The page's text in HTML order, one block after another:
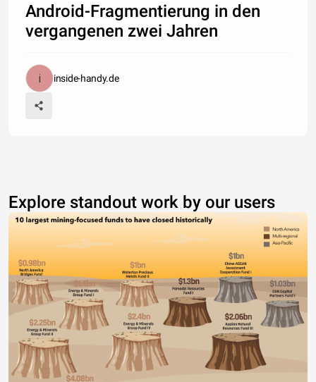
Android-Fragmentierung in den
vergangenen zwei Jahren
inside-handy.de
Explore standout work by our users